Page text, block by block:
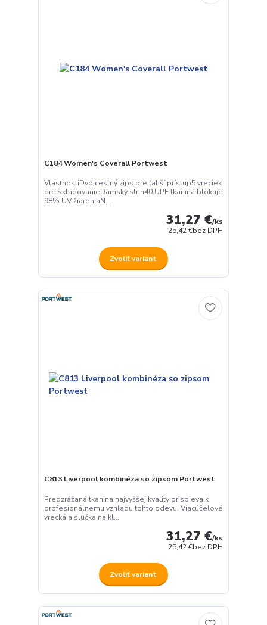
C184 Women's Coverall Portwest
VlastnostiDvojcestný zips pre ľahší prístup5 vreciek
pre skladovanieDámsky strih40 UPF tkanina blokuje
98% UV žiareniaN...
31,27 €/ks
25,42 €bez DPH
Zvoliť variant
C813 Liverpool kombinéza so zipsom Portwest
Predzrážaná tkanina najvyššej kvality prispieva k
profesionálnemu vzhľadu tohto odevu. Viacúčelové
vrecká a slučka na kl...
31,27 €/ks
25,42 €bez DPH
Zvoliť variant